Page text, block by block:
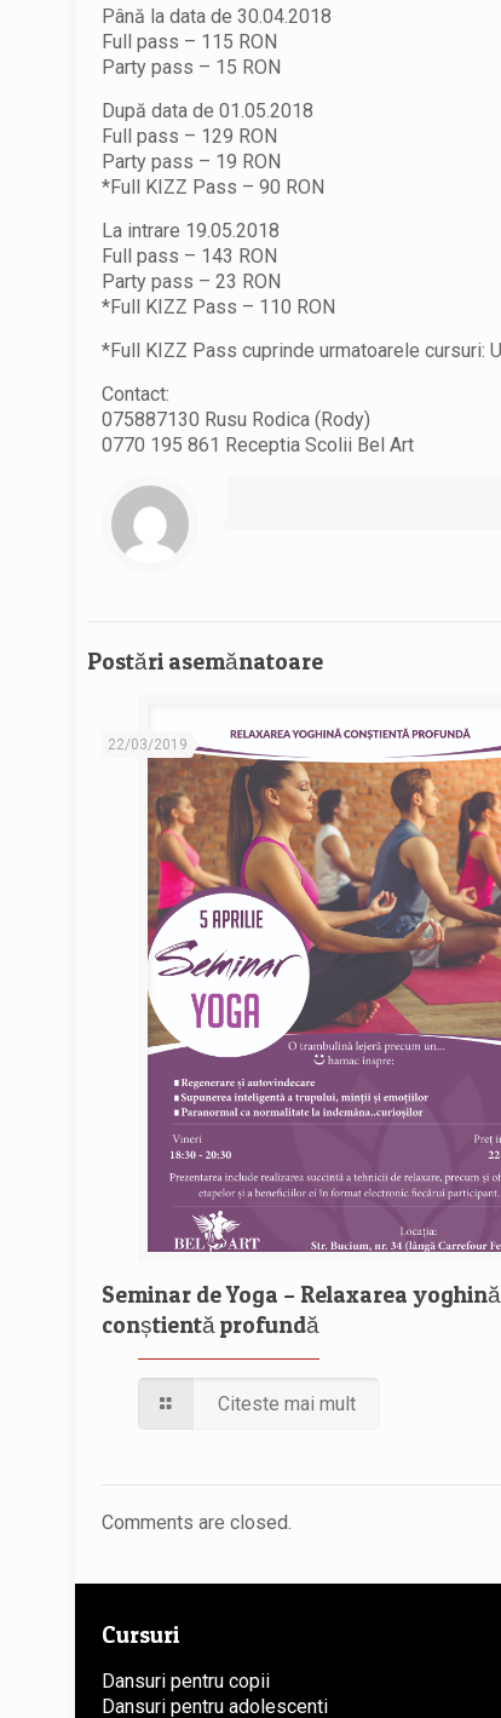
Până la data de 30.04.2018
Full pass – 115 RON
Party pass – 15 RON
După data de 01.05.2018
Full pass – 129 RON
Party pass – 19 RON
*Full KIZZ Pass – 90 RON
La intrare 19.05.2018
Full pass – 143 RON
Party pass – 23 RON
*Full KIZZ Pass – 110 RON
*Full KIZZ Pass cuprinde urmatoarele cursuri:
Contact:
075887130 Rusu Rodica (Rody)
0770 195 861 Receptia Scolii Bel Art
Postări asemănatoare
22/03/2019
Seminar de Yoga – Relaxarea yoghină
conștientă profundă
Citeste mai mult
Comments are closed.
Cursuri
Dansuri pentru copii
Dansuri pentru adolescenti